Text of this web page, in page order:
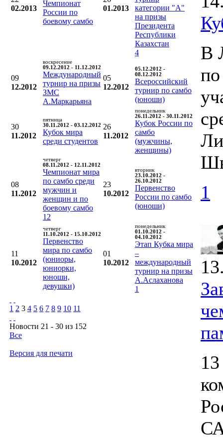
02.2013
Чемпионат
России по
боевому самбо
01.2013
категории "А"
на призы
Президента
Республики
Казахстан
4
09
12.2012
воскресение
09.12.2012 - 11.12.2012
Международный
турнир на призы
ЗМС
А.Маркарьяна
05
12.2012
05.12.2012 -
08.12.2012
Всероссийский
турнир по самбо
(юноши)
30
11.2012
пятница
30.11.2012 - 03.12.2012
Кубок мира
среди студентов
26
11.2012
понедельник
26.11.2012 - 30.11.2012
Кубок России по
самбо
(мужчины,
женщины)
08
11.2012
четверг
08.11.2012 - 12.11.2012
Чемпионат мира
по самбо среди
мужчин и
женщин и по
боевому самбо
12
23
10.2012
вторник
23.10.2012 -
26.10.2012
Первенство
России по самбо
(юноши)
11
10.2012
четверг
11.10.2012 - 15.10.2012
Первенство
мира по самбо
(юниоры,
юниорки,
юноши,
девушки)
01
10.2012
понедельник
01.10.2012 -
04.10.2012
Этап Кубка мира
–
международный
турнир на призы
А.Аслаханова
1
1 2 3 4 5 6 7 8 9 10 11
Новости 21 - 30 из 152
Все
Версия для печати
В
1